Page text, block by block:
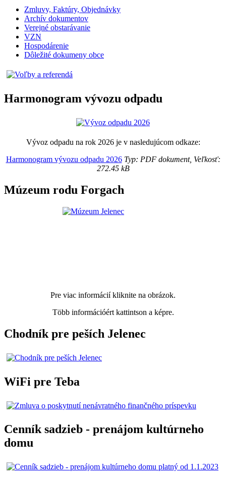
Zmluvy, Faktúry, Objednávky
Archív dokumentov
Verejné obstarávanie
VZN
Hospodárenie
Dôležité dokumeny obce
Harmonogram vývozu odpadu
Vývoz odpadu na rok 2026 je v nasledujúcom odkaze:
Harmonogram vývozu odpadu 2026Typ: PDF dokument, Veľkosť:
272.45 kB
Múzeum rodu Forgach
Pre viac informácií kliknite na obrázok.
Több információért kattintson a képre.
Chodník pre peších Jelenec
WiFi pre Teba
Cenník sadzieb - prenájom kultúrneho
domu